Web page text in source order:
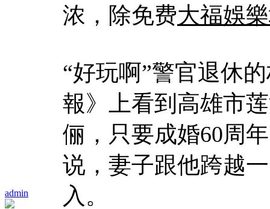
admin
浓，除免费大福娛
“好玩啊”警官退休
報》上看到高雄市
俪，只要成婚60周
说，妻子跟他跨越
入。